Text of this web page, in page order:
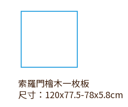
索羅門檜木一枚板
尺寸：120x77.5-78x5.8cm